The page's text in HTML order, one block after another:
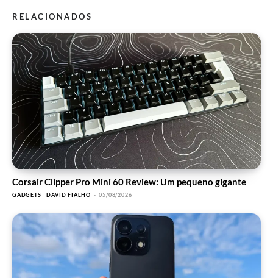
RELACIONADOS
Corsair Clipper Pro Mini 60 Review: Um pequeno gigante
GADGETS DAVID FIALHO - 05/08/2026